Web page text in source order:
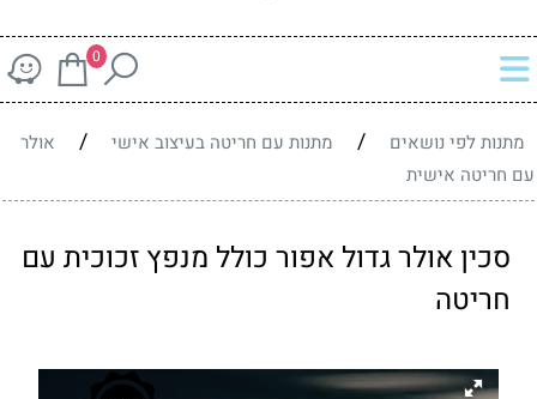
0
מתנות לפי נושאים / מתנות עם חריטה בעיצוב אישי /
אולר
עם חריטה אישית
סכין אולר גדול אפור כולל מנפץ זכוכית עם
חריטה